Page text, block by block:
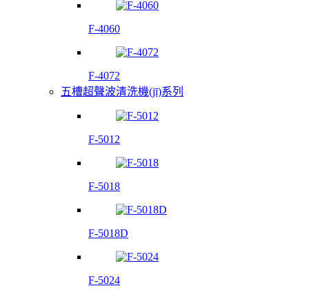
F-4060
F-4072
五槽超聲波清洗機(jī)系列
F-5012
F-5018
F-5018D
F-5024